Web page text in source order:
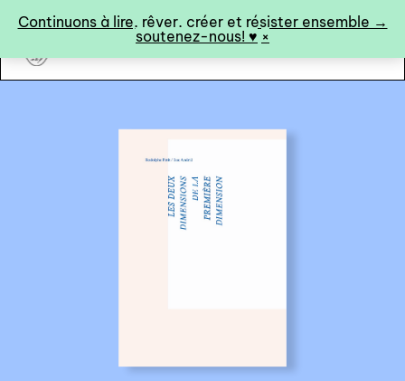
Continuons à lire, rêver, créer et résister ensemble →
soutenez-nous! ♥︎ ×
art&fiction
0